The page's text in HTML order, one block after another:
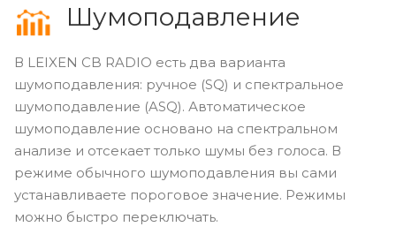
Шумоподавление
В LEIXEN CB RADIO есть два варианта
шумоподавления: ручное (SQ) и спектральное
шумоподавление (ASQ). Автоматическое
шумоподавление основано на спектральном
анализе и отсекает только шумы без голоса. В
режиме обычного шумоподавления вы сами
устанавливаете пороговое значение. Режимы
можно быстро переключать.